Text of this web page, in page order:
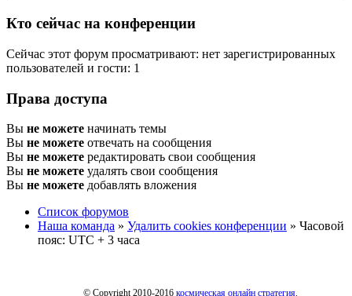
Кто сейчас на конференции
Сейчас этот форум просматривают: нет зарегистрированных
пользователей и гости: 1
Права доступа
Вы не можете начинать темы
Вы не можете отвечать на сообщения
Вы не можете редактировать свои сообщения
Вы не можете удалять свои сообщения
Вы не можете добавлять вложения
Список форумов
Наша команда » Удалить cookies конференции » Часовой
пояс: UTC + 3 часа
© Copyright 2010-2016 космическая онлайн стратегия.